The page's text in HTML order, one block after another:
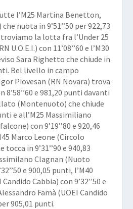
l’M25 Martina Benetton,
nuota in 9’51’’50 per 922,73
la lotta fra l’Under 25
U.O.E.I.) con 11’08’’60 e l’M30
Sara Righetto che chiude in
Bel livello in campo
Piovesan (RN Novara) trova
e 981,20 punti davanti
(Montenuoto) che chiude
e all’M25 Massimiliano
con 9’19’’80 e 920,46
Marco Leone (Circolo
in 9’31’’90 e 940,83
Clagnan (Nuoto
e 900,05 punti, l’M40
Candido Cabbia) con 9’32’’50 e
Famà (UOEI Candido
905,01 punti.